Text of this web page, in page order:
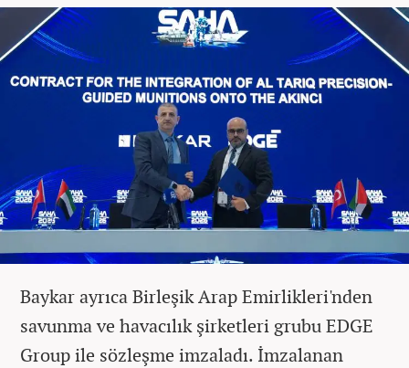
Baykar ayrıca Birleşik Arap Emirlikleri'nden
savunma ve havacılık şirketleri grubu EDGE
Group ile sözleşme imzaladı. İmzalanan